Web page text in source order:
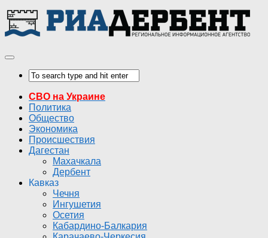
СВО на Украине
Политика
Общество
Экономика
Происшествия
Дагестан
Махачкала
Дербент
Кавказ
Чечня
Ингушетия
Осетия
Кабардино-Балкария